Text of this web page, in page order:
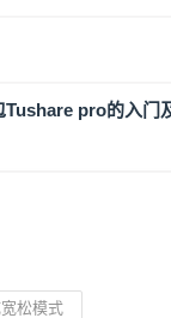
pro的入门
松模式